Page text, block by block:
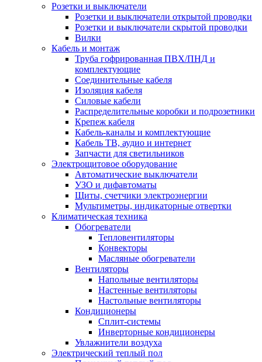
Розетки и выключатели
Розетки и выключатели открытой проводки
Розетки и выключатели скрытой проводки
Вилки
Кабель и монтаж
Труба гофрированная ПВХ/ПНД и
комплектующие
Соединительные кабеля
Изоляция кабеля
Силовые кабели
Распределительные коробки и подрозетники
Крепеж кабеля
Кабель-каналы и комплектующие
Кабель ТВ, аудио и интернет
Запчасти для светильников
Электрощитовое оборудование
Автоматические выключатели
УЗО и дифавтоматы
Щиты, счетчики электроэнергии
Мультиметры, индикаторные отвертки
Климатическая техника
Обогреватели
Тепловентиляторы
Конвекторы
Масляные обогреватели
Вентиляторы
Напольные вентиляторы
Настенные вентиляторы
Настольные вентиляторы
Кондиционеры
Сплит-системы
Инверторные кондиционеры
Увлажнители воздуха
Электрический теплый пол